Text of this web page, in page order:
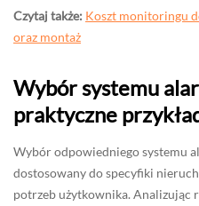
Czytaj także: Koszt monitoringu
oraz montaż
Wybór systemu
praktyczne
Wybór odpowiedniego systemu
dostosowany do specyfiki
potrzeb użytkownika. Analizując